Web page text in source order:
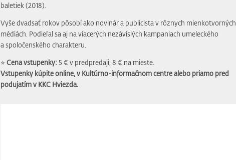
baletiek (2018).
Vyše dvadsať rokov pôsobí ako novinár a publicista v rôznych mienkotvorných
médiách. Podieľal sa aj na viacerých nezávislých kampaniach umeleckého
a spoločenského charakteru.
⭐️ Cena vstupenky: 5 € v predpredaji, 8 € na mieste.
Vstupenky kúpite online, v Kultúrno-informačnom centre alebo priamo pred
podujatím v KKC Hviezda.